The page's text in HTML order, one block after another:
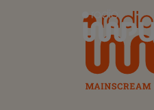
Radio Impuls